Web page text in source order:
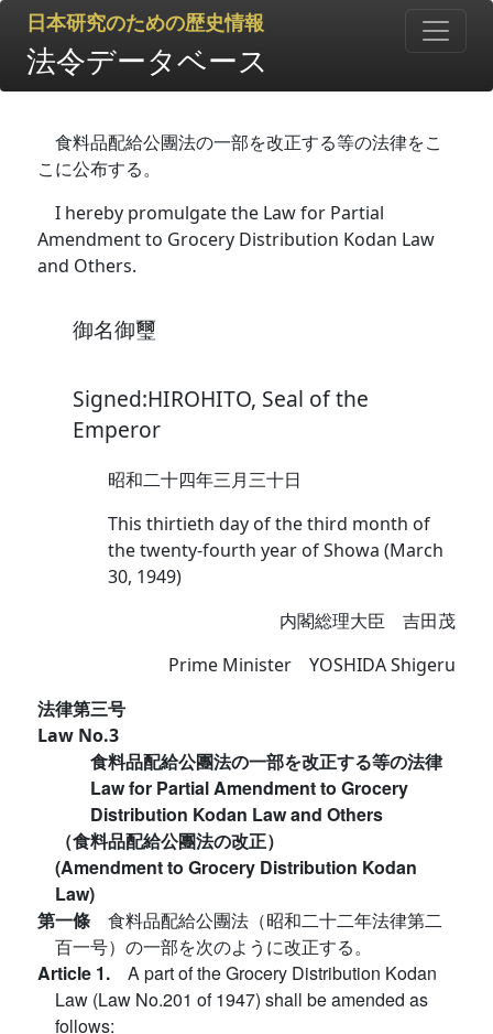
日本研究のための歴史情報
法令データベース
食料品配給公團法の一部を改正する等の法律をこ
こに公布する。
I hereby promulgate the Law for Partial
Amendment to Grocery Distribution Kodan Law
and Others.
御名御璽
Signed:HIROHITO, Seal of the
Emperor
昭和二十四年三月三十日
This thirtieth day of the third month of
the twenty-fourth year of Showa (March
30, 1949)
内閣総理大臣 吉田茂
Prime Minister YOSHIDA Shigeru
法律第三号
Law No.3
食料品配給公團法の一部を改正する等の法律
Law for Partial Amendment to Grocery
Distribution Kodan Law and Others
（食料品配給公團法の改正）
(Amendment to Grocery Distribution Kodan
Law)
第一條 食料品配給公團法（昭和二十二年法律第二
百一号）の一部を次のように改正する。
Article 1. A part of the Grocery Distribution Kodan
Law (Law No.201 of 1947) shall be amended as
follows: